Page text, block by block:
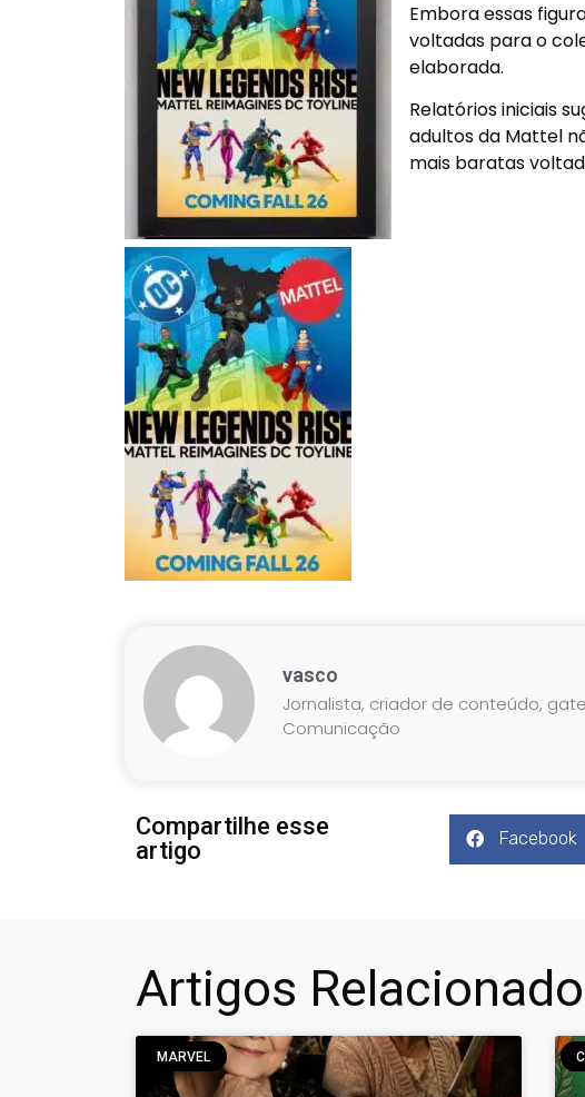
Embora essas
voltadas para o
elaborada.
Relatórios iniciais
adultos da Mattel
mais baratas
vasco
Jornalista, criador de conteúdo,
Comunicação
Compartilhe esse
artigo
Facebook
Artigos
MARVEL